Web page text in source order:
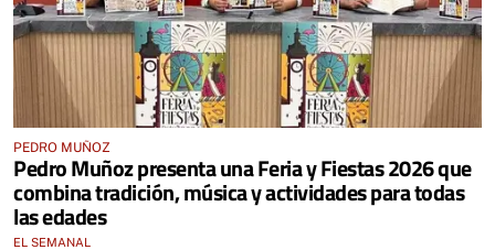
PEDRO MUÑOZ
Pedro Muñoz presenta una Feria y Fiestas 2026 que
combina tradición, música y actividades para todas
las edades
EL SEMANAL